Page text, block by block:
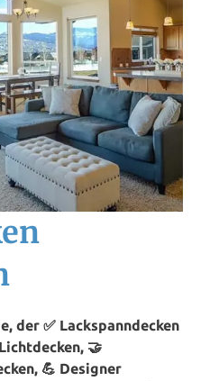
der ✅ Lackspanndecken
🤝
💪 Designer